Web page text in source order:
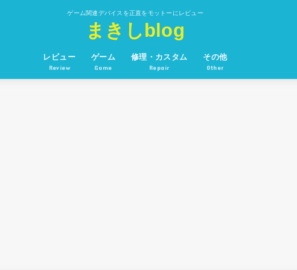
ゲーム関連デバイスを正直をモットーにレビュー
まきしblog
レビュー
Review
ゲーム
Game
修理・カスタム
Repair
その他
Other